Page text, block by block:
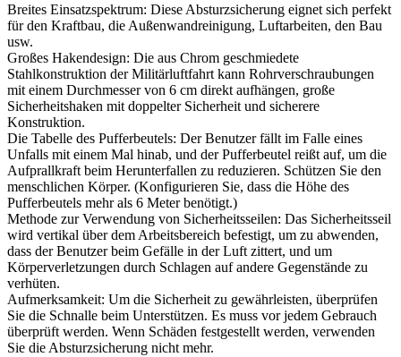
Breites Einsatzspektrum: Diese Absturzsicherung eignet sich perfekt
für den Kraftbau, die Außenwandreinigung, Luftarbeiten, den Bau
usw.
Großes Hakendesign: Die aus Chrom geschmiedete
Stahlkonstruktion der Militärluftfahrt kann Rohrverschraubungen
mit einem Durchmesser von 6 cm direkt aufhängen, große
Sicherheitshaken mit doppelter Sicherheit und sicherere
Konstruktion.
Die Tabelle des Pufferbeutels: Der Benutzer fällt im Falle eines
Unfalls mit einem Mal hinab, und der Pufferbeutel reißt auf, um die
Aufprallkraft beim Herunterfallen zu reduzieren. Schützen Sie den
menschlichen Körper. (Konfigurieren Sie, dass die Höhe des
Pufferbeutels mehr als 6 Meter benötigt.)
Methode zur Verwendung von Sicherheitsseilen: Das Sicherheitsseil
wird vertikal über dem Arbeitsbereich befestigt, um zu abwenden,
dass der Benutzer beim Gefälle in der Luft zittert, und um
Körperverletzungen durch Schlagen auf andere Gegenstände zu
verhüten.
Aufmerksamkeit: Um die Sicherheit zu gewährleisten, überprüfen
Sie die Schnalle beim Unterstützen. Es muss vor jedem Gebrauch
überprüft werden. Wenn Schäden festgestellt werden, verwenden
Sie die Absturzsicherung nicht mehr.